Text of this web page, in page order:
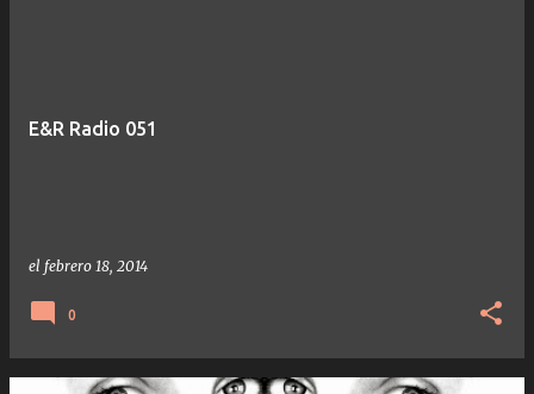
E&R Radio 051
el febrero 18, 2014
0